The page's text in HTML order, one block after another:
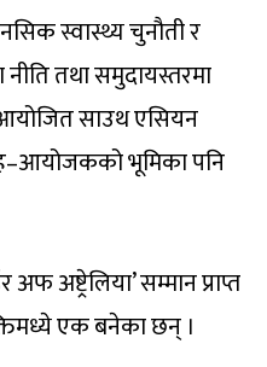
स्वास्थ्य चुनौती र
तथा समुदायस्तरमा
साउथ एसियन
भूमिका पनि
अष्ट्रेलिया’ सम्मान प्राप्त
एक बनेका छन् ।